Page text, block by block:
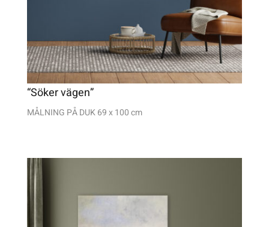
“Söker vägen”
MÅLNING PÅ DUK 69 x 100 cm